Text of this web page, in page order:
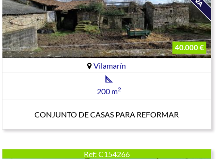
40.000 €
Vilamarín
200 m2
CONJUNTO DE CASAS PARA REFORMAR
Ref: C154266